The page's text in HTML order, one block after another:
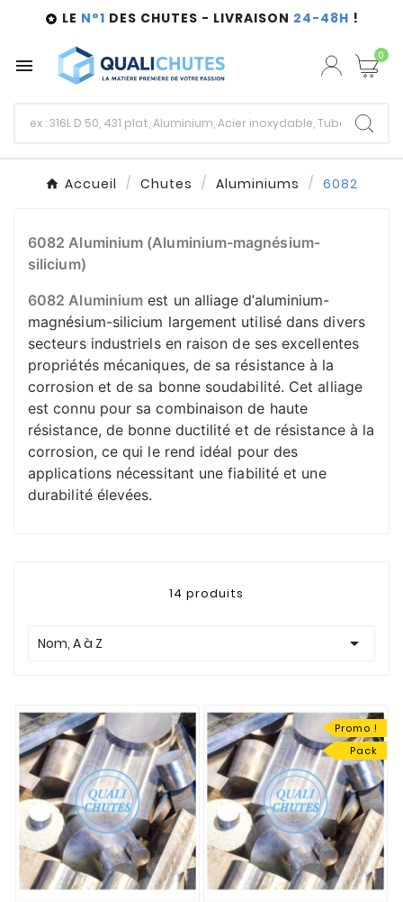
 LE N°1 DES CHUTES - LIVRAISON 24-48H !
 0
Accueil Chutes Aluminiums 6082
6082 Aluminium (Aluminium-magnésium-
silicium)
6082 Aluminium est un alliage d’aluminium-
magnésium-silicium largement utilisé dans divers
secteurs industriels en raison de ses excellentes
propriétés mécaniques, de sa résistance à la
corrosion et de sa bonne soudabilité. Cet alliage
est connu pour sa combinaison de haute
résistance, de bonne ductilité et de résistance à la
corrosion, ce qui le rend idéal pour des
applications nécessitant une fiabilité et une
durabilité élevées.
14 produits
Nom, A à Z 
Promo !
Pack